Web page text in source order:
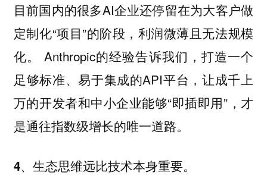
目前国内的很多AI企业还停留在为大客户做
定制化“项目”的阶段，利润微薄且无法规模
化。 Anthropic的经验告诉我们，打造一个
足够标准、易于集成的API平台，让成千上
万的开发者和中小企业能够“即插即用”，才
是通往指数级增长的唯一道路。
4、生态思维远比技术本身重要。